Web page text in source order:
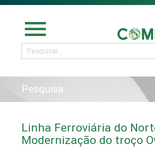
menu
Pesquisa
Linha Ferroviária do
Modernização do troço